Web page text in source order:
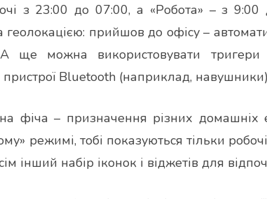
з 23:00 до 07:00, а «Робота» – з
геолокацією: прийшов до офісу –
ще можна використовувати
пристрої Bluetooth (наприклад,
фіча – призначення різних домашніх
режимі, тобі показуються тільки
інший набір іконок і віджетів для